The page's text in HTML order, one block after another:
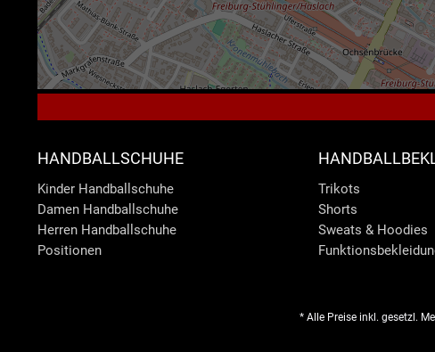
HANDBALLSCHUHE
Kinder Handballschuhe
Damen Handballschuhe
Herren Handballschuhe
Positionen
Trikots
Shorts
Sweats & Hoodies
* Alle Preise inkl. gesetzl.